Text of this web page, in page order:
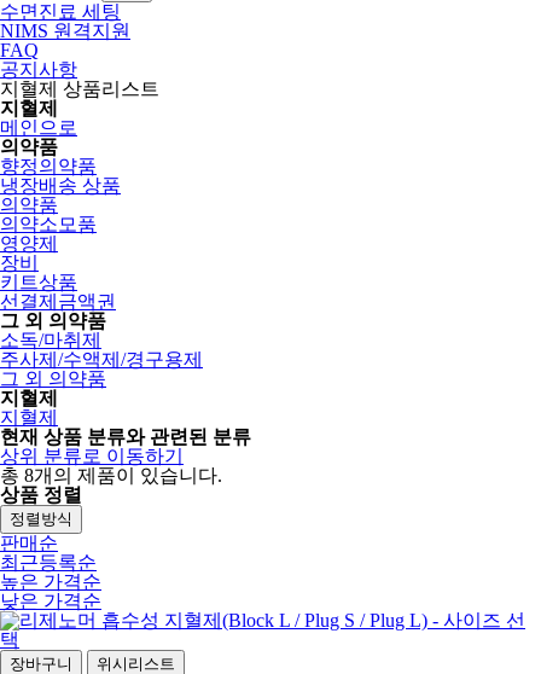
수면진료 세팅
NIMS 원격지원
FAQ
공지사항
지혈제 상품리스트
지혈제
메인으로
의약품
향정의약품
냉장배송 상품
의약품
의약소모품
영양제
장비
키트상품
선결제금액권
그 외 의약품
소독/마취제
주사제/수액제/경구용제
그 외 의약품
지혈제
지혈제
현재 상품 분류와 관련된 분류
상위 분류로 이동하기
총 8개의 제품이 있습니다.
상품 정렬
정렬방식
판매순
최근등록순
높은 가격순
낮은 가격순
장바구니 위시리스트